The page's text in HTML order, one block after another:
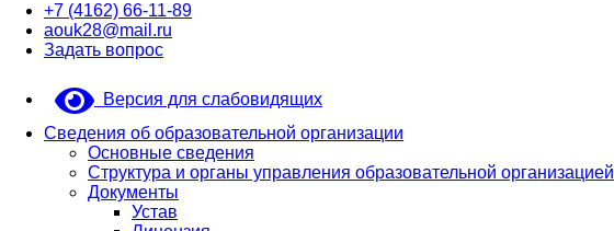
+7 (4162) 66-11-89
aouk28@mail.ru
Задать вопрос
Версия для слабовидящих
Сведения об образовательной организации
Основные сведения
Структура и органы управления образовательной организацией
Документы
Устав